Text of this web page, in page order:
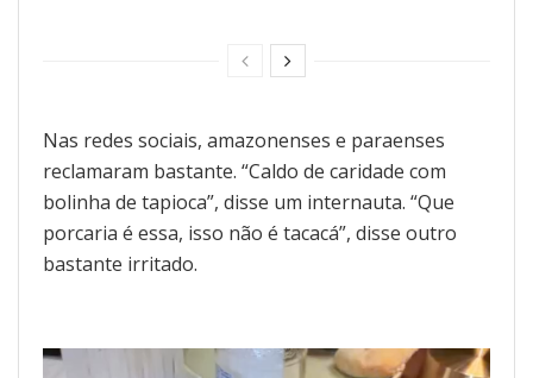
Nas redes sociais, amazonenses e paraenses
reclamaram bastante. “Caldo de caridade com
bolinha de tapioca”, disse um internauta. “Que
porcaria é essa, isso não é tacacá”, disse outro
bastante irritado.
Tocador